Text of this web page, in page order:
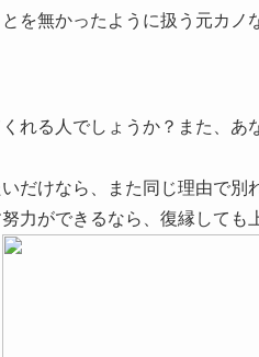
を無かったように扱う元カノ
れる人でしょうか？また、あ
だけなら、また同じ理由で別
力ができるなら、復縁しても